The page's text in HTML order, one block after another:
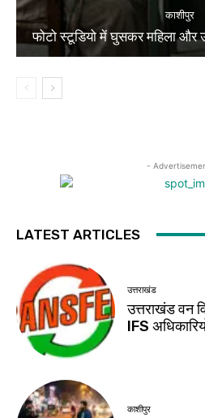
काशीपुर
फोटो स्टूडियो में घुसकर महिला और
-
LATEST ARTICLES
उत्तराखंड
उत्तराखंड वन
IFS
काशीपुर